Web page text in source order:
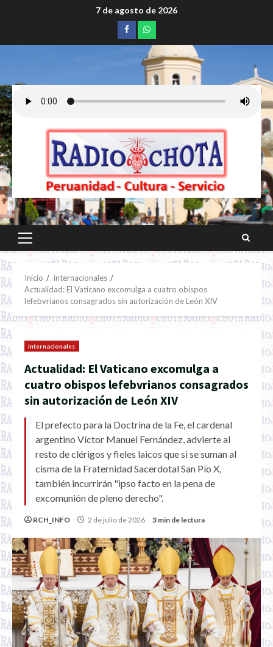
7 de agosto de 2026
Facebookwhatsapp
Menú
principal
Inicio
internacionales
Actualidad: El Vaticano excomulga a cuatro obispos
lefebvrianos consagrados sin autorización de León XIV
internacionales
Actualidad: El Vaticano excomulga a
cuatro obispos lefebvrianos consagrados
sin autorización de León XIV
El prefecto para la Doctrina de la Fe, el cardenal
argentino Víctor Manuel Fernández, advierte al
resto de clérigos y fieles laicos que si se suman al
cisma de la Fraternidad Sacerdotal San Pío X,
también incurrirán "ipso facto en la pena de
excomunión de pleno derecho".
RCH_INFO 2 de julio de 2026 3 min de lectura